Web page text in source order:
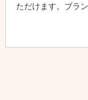
ただけます。ブラ